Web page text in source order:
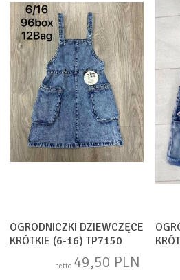
OGRODNICZKI DZIEWCZĘCE
KRÓTKIE (6-16) TP7150
netto 49,50 PLN